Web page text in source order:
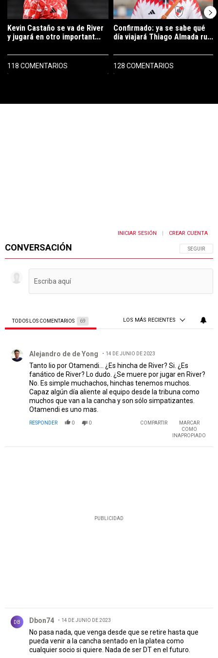
Kevin Castaño se va de River
y jugará en otro important...
118 COMENTARIOS
Confirmado: ya se sabe qué
día viajará Thiago Almada ru...
128 COMENTARIOS
CONVERSACIÓN SIGA ESTA
SEGUIR
INICIAR SESIÓN CREAR CUENTA
TODOS LOS COMENTARIOS 69 LOS MÁS RECIENTES
Alejandro de de Yong 14 DE JUNIO DE 2023
Tanto lio por Otamendi... ¿Es hincha de River? Si. ¿Es
fanático de River? Lo dudo. ¿Se muere por jugar en River?
No. Es simple muchachos, hinchas tenemos muchos.
Capaz algún día aliente al equipo desde la tribuna como
muchos que van a la cancha y son sólo simpatizantes.
Otamendi es uno mas.
RESPONDER 0 0 COMPARTIR
MARCAR
COMO
INAPROPIADO
PUBLICIDAD
DB Dbon74 14 DE JUNIO DE 2023
No pasa nada, que venga desde que se retire hasta que
pueda venir a la cancha sentado en la platea como
cualquier socio si quiere. Nada de ser DT en el futuro.